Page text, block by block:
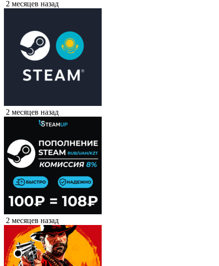
2 месяцев назад
2 месяцев назад
2 месяцев назад